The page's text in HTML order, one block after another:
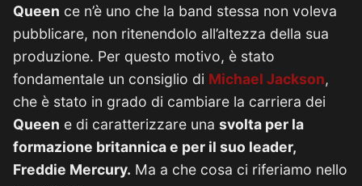
Queen ce n’è uno che la band stessa non voleva
pubblicare, non ritenendolo all’altezza della sua
produzione. Per questo motivo, è stato
fondamentale un consiglio di Michael Jackson,
che è stato in grado di cambiare la carriera dei
Queen e di caratterizzare una svolta per la
formazione britannica e per il suo leader,
Freddie Mercury. Ma a che cosa ci riferiamo nello